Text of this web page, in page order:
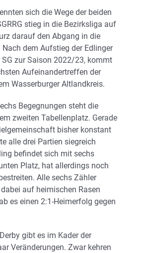
sich die Wege der beiden
stieg in die Bezirksliga auf
darauf den Abgang in die
Nach dem Aufstieg der Edlinger
zur Saison 2022/23, kommt
Aufeinandertreffen der
Wasserburger Altlandkreis.
Begegnungen steht die
zweiten Tabellenplatz. Gerade
bisher konstant
alle drei Partien siegreich
befindet sich mit sechs
Platz, hat allerdings noch
Alle sechs Zähler
auf heimischen Rasen
es einen 2:1-Heimerfolg gegen
gibt es im Kader der
Veränderungen. Zwar kehren